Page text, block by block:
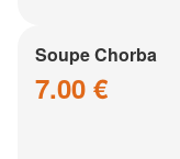
Soupe Chorba
7.00 €